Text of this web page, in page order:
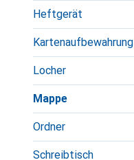
Heftgerät
Kartenaufbewahrung
Locher
Mappe
Ordner
Schreibtisch